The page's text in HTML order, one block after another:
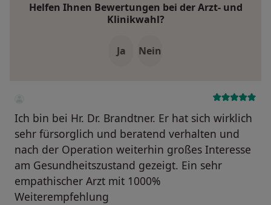
Helfen Ihnen Bewertungen bei der Arzt- und
Klinikwahl?
Ja Nein
Ich bin bei Hr. Dr. Brandtner. Er hat sich wirklich
sehr fürsorglich und beratend verhalten und
nach der Operation weiterhin großes Interesse
am Gesundheitszustand gezeigt. Ein sehr
empathischer Arzt mit 1000%
Weiterempfehlung